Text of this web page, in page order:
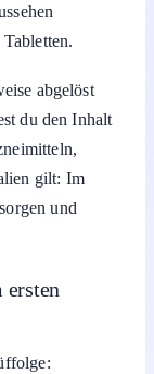
abgelöst
du den Inhalt
gilt: Im
und
ersten